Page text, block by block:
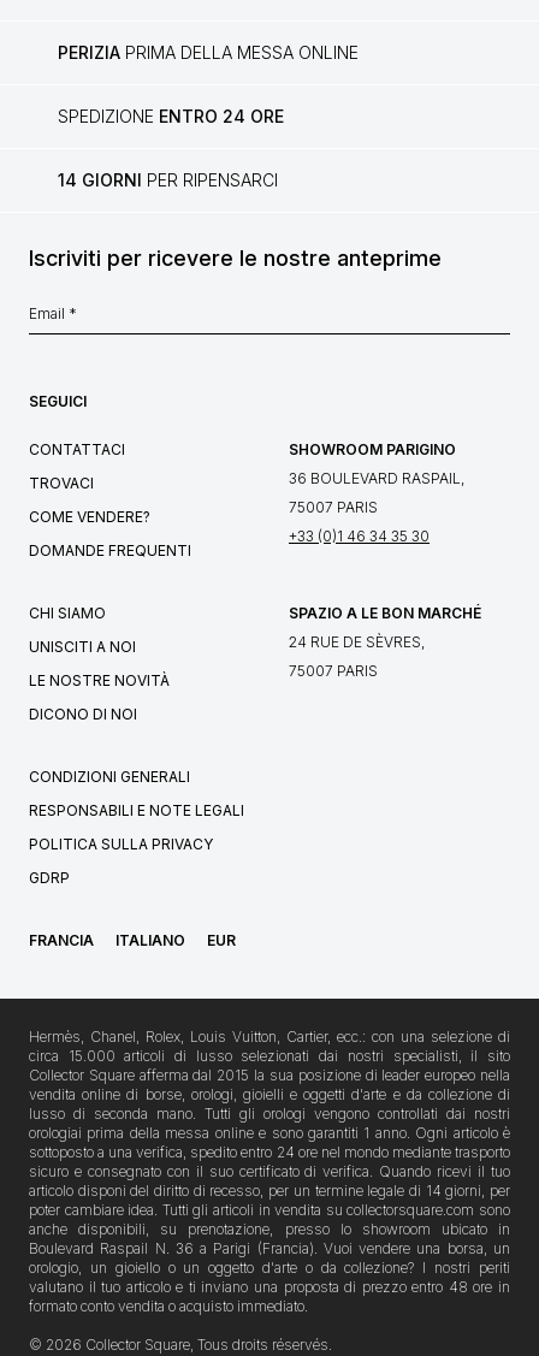
PERIZIA PRIMA DELLA MESSA ONLINE
SPEDIZIONE ENTRO 24 ORE
14 GIORNI PER RIPENSARCI
Iscriviti per ricevere le nostre anteprime
SEGUICI
CONTATTACI
TROVACI
COME VENDERE?
DOMANDE FREQUENTI
SHOWROOM PARIGINO
36 BOULEVARD RASPAIL,
75007 PARIS
+33 (0)1 46 34 35 30
CHI SIAMO
UNISCITI A NOI
LE NOSTRE NOVITÀ
DICONO DI NOI
SPAZIO A LE BON MARCHÉ
24 RUE DE SÈVRES,
75007 PARIS
CONDIZIONI GENERALI
RESPONSABILI E NOTE LEGALI
POLITICA SULLA PRIVACY
GDRP
FRANCIA ITALIANO EUR
Hermès, Chanel, Rolex, Louis Vuitton, Cartier, ecc.: con una selezione di
circa 15.000 articoli di lusso selezionati dai nostri specialisti, il sito
Collector Square afferma dal 2015 la sua posizione di leader europeo nella
vendita online di borse, orologi, gioielli e oggetti d'arte e da collezione di
lusso di seconda mano. Tutti gli orologi vengono controllati dai nostri
orologiai prima della messa online e sono garantiti 1 anno. Ogni articolo è
sottoposto a una verifica, spedito entro 24 ore nel mondo mediante trasporto
sicuro e consegnato con il suo certificato di verifica. Quando ricevi il tuo
articolo disponi del diritto di recesso, per un termine legale di 14 giorni, per
poter cambiare idea. Tutti gli articoli in vendita su collectorsquare.com sono
anche disponibili, su prenotazione, presso lo showroom ubicato in
Boulevard Raspail N. 36 a Parigi (Francia). Vuoi vendere una borsa, un
orologio, un gioiello o un oggetto d'arte o da collezione? I nostri periti
valutano il tuo articolo e ti inviano una proposta di prezzo entro 48 ore in
formato conto vendita o acquisto immediato.
© 2026 Collector Square, Tous droits réservés.